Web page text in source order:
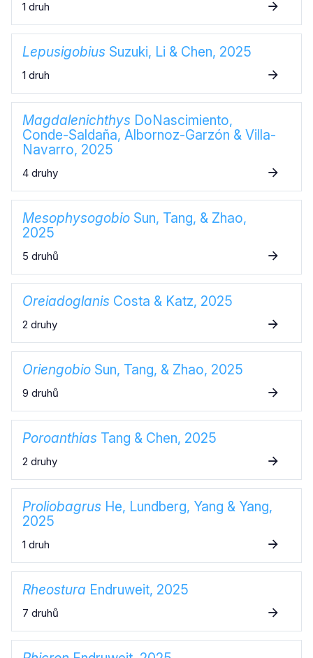
1 druh
Lepusigobius Suzuki, Li & Chen, 2025
1 druh
Magdalenichthys DoNascimiento,
Conde-Saldaña, Albornoz-Garzón & Villa-
Navarro, 2025
4 druhy
Mesophysogobio Sun, Tang, & Zhao,
2025
5 druhů
Oreiadoglanis Costa & Katz, 2025
2 druhy
Oriengobio Sun, Tang, & Zhao, 2025
9 druhů
Poroanthias Tang & Chen, 2025
2 druhy
Proliobagrus He, Lundberg, Yang & Yang,
2025
1 druh
Rheostura Endruweit, 2025
7 druhů